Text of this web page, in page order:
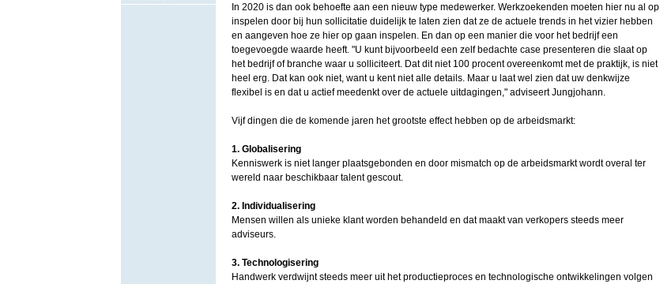
In 2020 is dan ook behoefte aan een nieuw type medewerker. Werkzoekenden moeten hier nu al op
inspelen door bij hun sollicitatie duidelijk te laten zien dat ze de actuele trends in het vizier hebben
en aangeven hoe ze hier op gaan inspelen. En dan op een manier die voor het bedrijf een
toegevoegde waarde heeft. "U kunt bijvoorbeeld een zelf bedachte case presenteren die slaat op
het bedrijf of branche waar u solliciteert. Dat dit niet 100 procent overeenkomt met de praktijk, is niet
heel erg. Dat kan ook niet, want u kent niet alle details. Maar u laat wel zien dat uw denkwijze
flexibel is en dat u actief meedenkt over de actuele uitdagingen," adviseert Jungjohann.
Vijf dingen die de komende jaren het grootste effect hebben op de arbeidsmarkt:
1. Globalisering
Kenniswerk is niet langer plaatsgebonden en door mismatch op de arbeidsmarkt wordt overal ter
wereld naar beschikbaar talent gescout.
2. Individualisering
Mensen willen als unieke klant worden behandeld en dat maakt van verkopers steeds meer
adviseurs.
3. Technologisering
Handwerk verdwijnt steeds meer uit het productieproces en technologische ontwikkelingen volgen